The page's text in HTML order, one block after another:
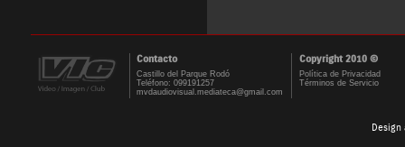
Contacto Copyright 2010 ©
Castillo del Parque Rodó
Teléfono: 099191257
mvdaudiovisual.mediateca@gmail.com
Política de Privacidad
Términos de Servicio